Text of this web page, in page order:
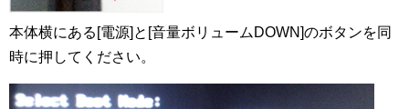
本体横にある[電源]と[音量ボリュームDOWN]のボタンを同
時に押してください。